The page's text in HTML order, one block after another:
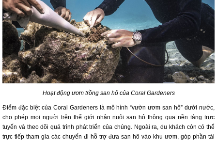
Hoạt động ươm trồng san hô của Coral Gardeners
Điểm đặc biệt của Coral Gardeners là mô hình “vườn ươm san hô” dưới nước,
cho phép mọi người trên thế giới nhận nuôi san hô thông qua nền tảng trực
tuyến và theo dõi quá trình phát triển của chúng. Ngoài ra, du khách còn có thể
trực tiếp tham gia các chuyến đi hỗ trợ đưa san hô vào khu ươm, góp phần tái